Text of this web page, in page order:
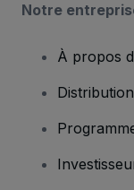
Notre
À propos